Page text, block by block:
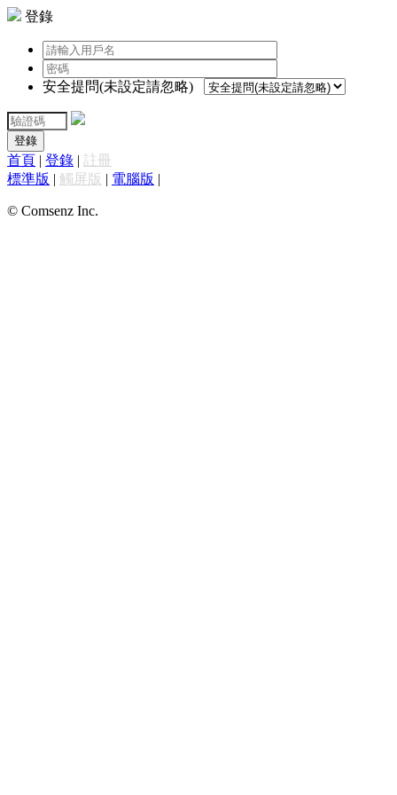
登錄
安全提問(未設定請忽略)
登錄
首頁 | 登錄 | 註冊
標準版 | 觸屏版 | 電腦版 |
© Comsenz Inc.